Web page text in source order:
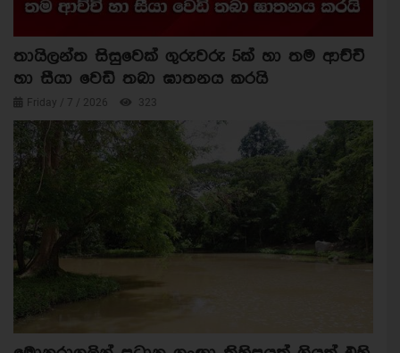
තායිලන්ත සිසුවෙක් ගුරුවරු 5ක් හා තම ආච්චි
හා සීයා වෙඩි තබා ඝාතනය කරයි
Friday / 7 / 2026 323